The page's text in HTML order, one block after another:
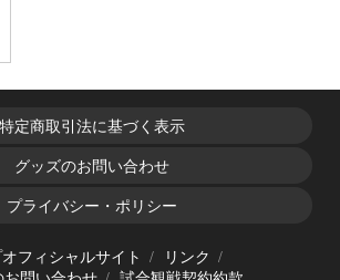
特定商取引法に基づく表示
グッズのお問い合わせ
プライバシー・ポリシー
フィシャルサイト
リンク